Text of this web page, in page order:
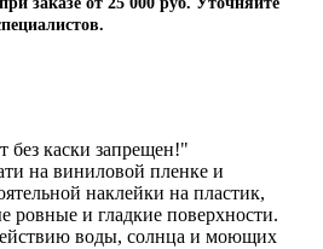
без каски запрещен!"
на виниловой пленке и
наклейки на пластик,
ровные и гладкие поверхности.
воды, солнца и моющих